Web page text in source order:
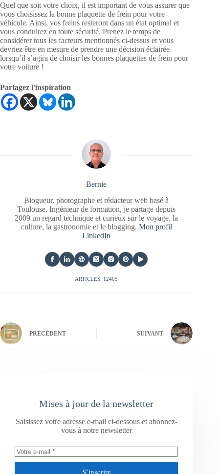
Quel que soit votre choix, il est important de vous assurer que
vous choisissez la bonne plaquette de frein pour votre
véhicule. Ainsi, vos freins resteront dans un état optimal et
vous conduirez en toute sécurité. Prenez le temps de
considérer tous les facteurs mentionnés ci-dessus et vous
devriez être en mesure de prendre une décision éclairée
lorsqu’il s’agira de choisir les bonnes plaquettes de frein pour
votre voiture !
Partagez l'inspiration
Bernie
Blogueur, photographe et rédacteur web basé à
Toulouse. Ingénieur de formation, je partage depuis
2009 un regard technique et curieux sur le voyage, la
culture, la gastronomie et le blogging. Mon profil
LinkedIn
ARTICLES: 12405
PRÉCÉDENT SUIVANT
Mises à jour de la newsletter
Saisissez votre adresse e-mail ci-dessous et abonnez-
vous à notre newsletter
S’inscrire